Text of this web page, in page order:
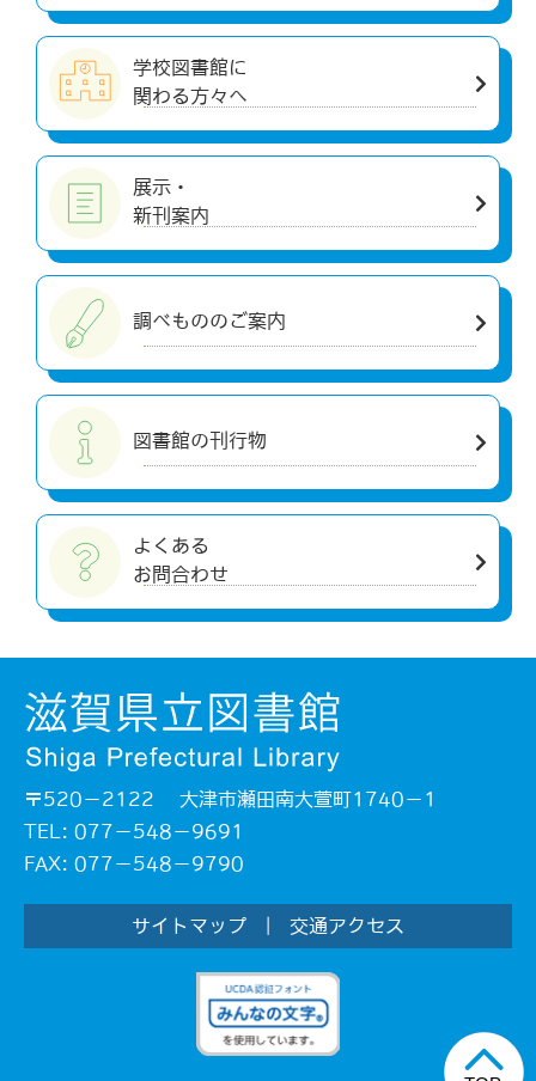
学校図書館に
関わる方々へ
展示・
新刊案内
調べもののご案内
図書館の刊行物
よくある
お問合わせ
〒520－2122 大津市瀬田南大萱町1740－1
TEL: 077－548－9691
FAX: 077－548－9790
サイトマップ 交通アクセス